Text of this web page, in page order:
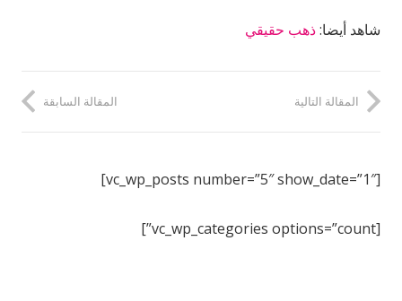
شاهد أيضا:ذهب حقيقي
المقالة السابقة المقالة التالية
[vc_wp_posts number=”5″ show_date=”1″]
[vc_wp_categories options=”count”]